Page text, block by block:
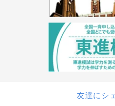
友達にシ